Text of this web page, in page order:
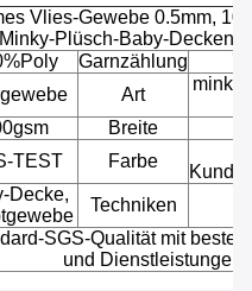
Vlies-Gewebe 0.5mm,
Minky-Plüsch-Baby-Decken-
Garnzählung
Art
minky
Breite
TEST Farbe
Decke,
Techniken
SGS-Qualität mit bester
und Dienstleistungen.